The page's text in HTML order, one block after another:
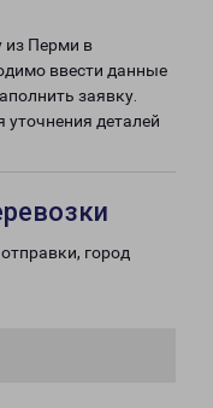
из Перми в
ввести данные
заявку.
уточнения деталей
город